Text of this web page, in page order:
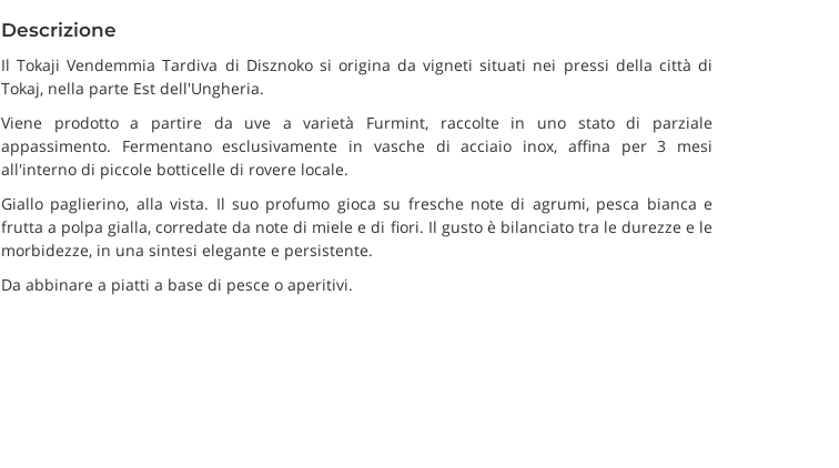
Descrizione
Il Tokaji Vendemmia Tardiva di Disznoko si origina da vigneti situati nei pressi della città di
Tokaj, nella parte Est dell'Ungheria.
Viene prodotto a partire da uve a varietà Furmint, raccolte in uno stato di parziale
appassimento. Fermentano esclusivamente in vasche di acciaio inox, affina per 3 mesi
all'interno di piccole botticelle di rovere locale.
Giallo paglierino, alla vista. Il suo profumo gioca su fresche note di agrumi, pesca bianca e
frutta a polpa gialla, corredate da note di miele e di fiori. Il gusto è bilanciato tra le durezze e le
morbidezze, in una sintesi elegante e persistente.
Da abbinare a piatti a base di pesce o aperitivi.